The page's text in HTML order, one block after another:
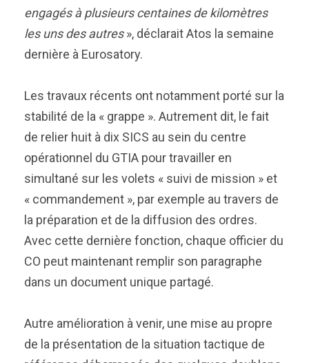
engagés à plusieurs centaines de kilomètres
les uns des autres», déclarait Atos la semaine
dernière à Eurosatory.
Les travaux récents ont notamment porté sur la
stabilité de la « grappe ». Autrement dit, le fait
de relier huit à dix SICS au sein du centre
opérationnel du GTIA pour travailler en
simultané sur les volets « suivi de mission » et
« commandement », par exemple au travers de
la préparation et de la diffusion des ordres.
Avec cette dernière fonction, chaque officier du
CO peut maintenant remplir son paragraphe
dans un document unique partagé.
Autre amélioration à venir, une mise au propre
de la présentation de la situation tactique de